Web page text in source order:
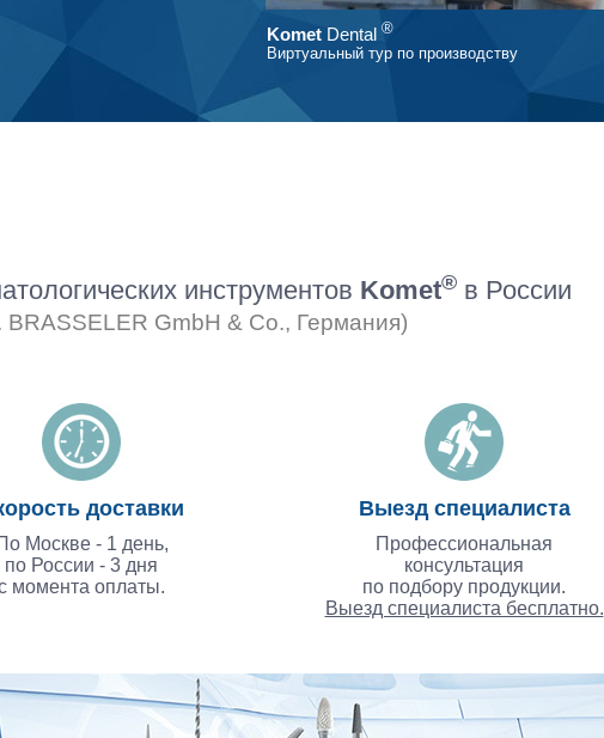
Komet Dental ®
Виртуальный тур по производству
инструментов Komet®в России
BRASSELER GmbH & Co., Германия)
доставки
Москве - 1 день,
по России - 3 дня
момента оплаты.
Выезд специалиста
Профессиональная
консультация
по подбору продукции.
Выезд специалиста бесплатно.